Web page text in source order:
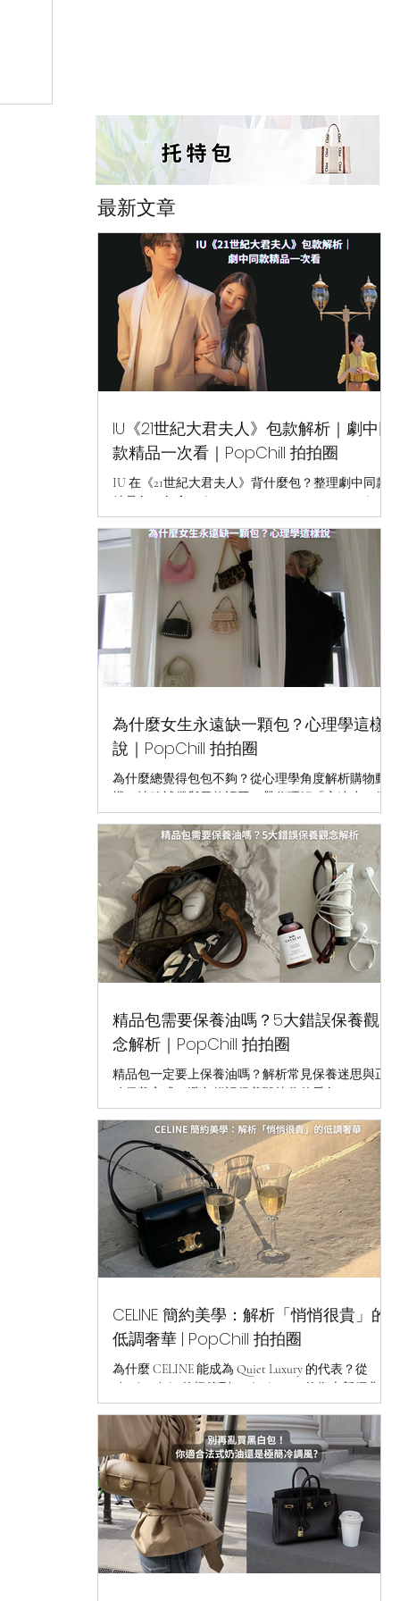
最新文章
IU《21世紀大君夫人》包款解析｜劇中同
款精品一次看｜PopChill 拍拍圈
IU 在《21世紀大君夫人》背什麼包？整理劇中同款
精品包，包含 Celine、Dior、Louis Vuitton、Delvaux
等熱門品牌，帶你一次看懂話題包款與搭配亮點。
為什麼女生永遠缺一顆包？心理學這樣
說｜PopChill 拍拍圈
為什麼總覺得包包不夠？從心理學角度解析購物動
機、情緒補償與風格認同，帶你理解「永遠少一個
包」的原因。
精品包需要保養油嗎？5大錯誤保養觀
念解析｜PopChill 拍拍圈
精品包一定要上保養油嗎？解析常見保養迷思與正
確保養方式，避免錯誤保養毀掉你的愛包。
CELINE 簡約美學：解析「悄悄很貴」的
低調奢華 | PopChill 拍拍圈
為什麼 CELINE 能成為 Quiet Luxury 的代表？從
Phoebe Philo 的極簡到 Hedi Slimane 的復古新經典，
解析 CELINE 如何用頂級皮料與俐落剪裁，定義
「悄悄很貴」的精品美學與保值單品。